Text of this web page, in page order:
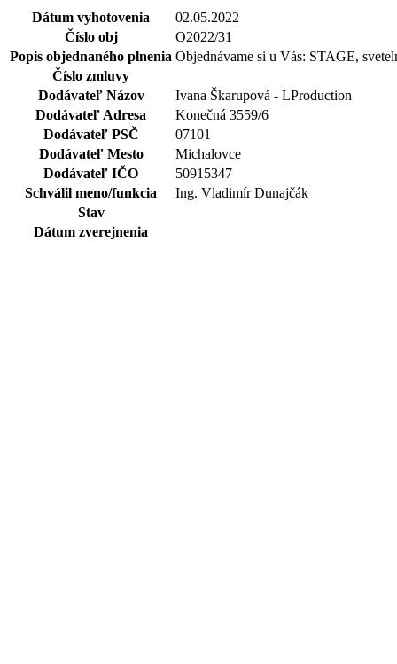
Dátum vyhotovenia
02.05.2022
Číslo obj
O2022/31
Popis objednaného plnenia Objednávame si u Vás: STAGE,
Číslo zmluvy
Dodávateľ Názov
Ivana Škarupová - LProduction
Dodávateľ Adresa
Konečná 3559/6
Dodávateľ PSČ
07101
Dodávateľ Mesto
Michalovce
Dodávateľ IČO
50915347
Schválil meno/funkcia
Ing. Vladimír Dunajčák
Stav
Dátum zverejnenia